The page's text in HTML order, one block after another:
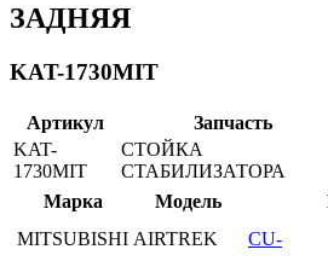
ЗАДНЯЯ
KAT-1730MIT
Артикул Запчасть
KAT-
1730MIT
СТОЙКА
СТАБИЛИЗАТОРА
Марка
Модель
MITSUBISHI AIRTREK CU-